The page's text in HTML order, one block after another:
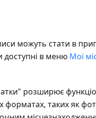
можуть стати в
доступні в меню Мої
розширює
форматах, таких як